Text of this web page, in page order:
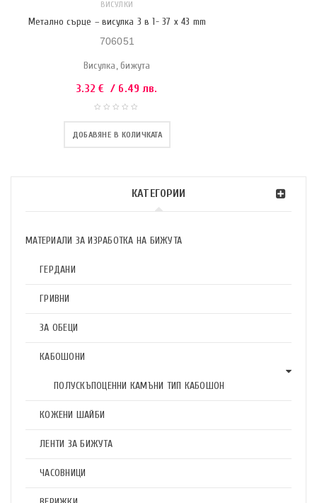
КАТЕГОРИИ
МАТЕРИАЛИ ЗА ИЗРАБОТКА НА БИЖУТА
ГЕРДАНИ
ГРИВНИ
ЗА ОБЕЦИ
КАБОШОНИ
ПОЛУСКЪПОЦЕННИ КАМЪНИ ТИП КАБОШОН
КОЖЕНИ ШАЙБИ
ЛЕНТИ ЗА БИЖУТА
ЧАСОВНИЦИ
ВИСУЛКИ
Метално сърце – висулка 3 в 1- 37 x 43 mm
706051
Висулка, бижута
3.32€ / 6.49 лв.
ДОБАВЯНЕ В КОЛИЧКАТА